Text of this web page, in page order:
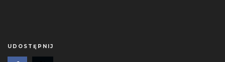
UDOSTĘPNIJ